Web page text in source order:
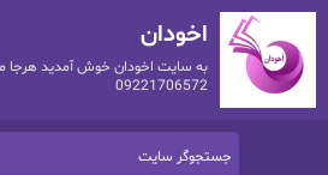
اخودان
به سایت اخودان خوش آمدید هرجا
09221706572